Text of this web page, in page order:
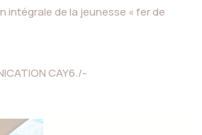
intégrale de la jeunesse « fer de
CAY6./-